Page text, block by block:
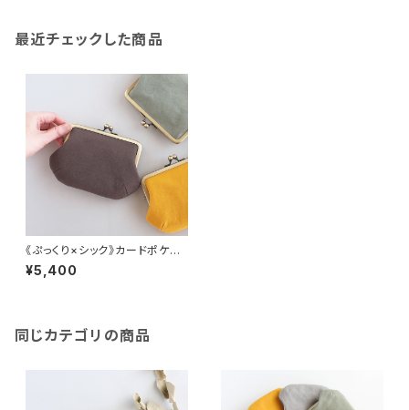
最近チェックした商品
《ぷっくり×シック》カードポケット
つき親子がま口（お財布）茶色
¥5,400
同じカテゴリの商品